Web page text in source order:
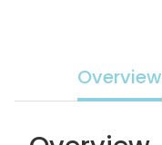
Overview